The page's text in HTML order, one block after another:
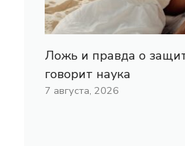
Ложь и правда о
говорит наука
7 августа, 2026